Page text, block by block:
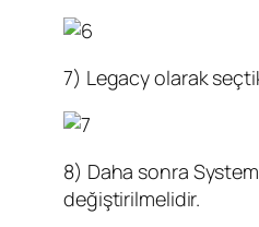
7) Legacy olarak
8) Daha sonra
değiştirilmelidir.